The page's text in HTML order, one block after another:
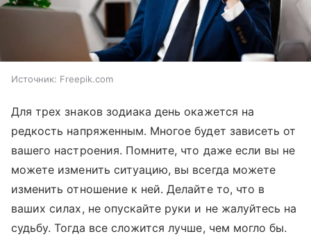
Источник: Freepik.com
Для трех знаков зодиака день окажется на
редкость напряженным. Многое будет зависеть от
вашего настроения. Помните, что даже если вы не
можете изменить ситуацию, вы всегда можете
изменить отношение к ней. Делайте то, что в
ваших силах, не опускайте руки и не жалуйтесь на
судьбу. Тогда все сложится лучше, чем могло бы.